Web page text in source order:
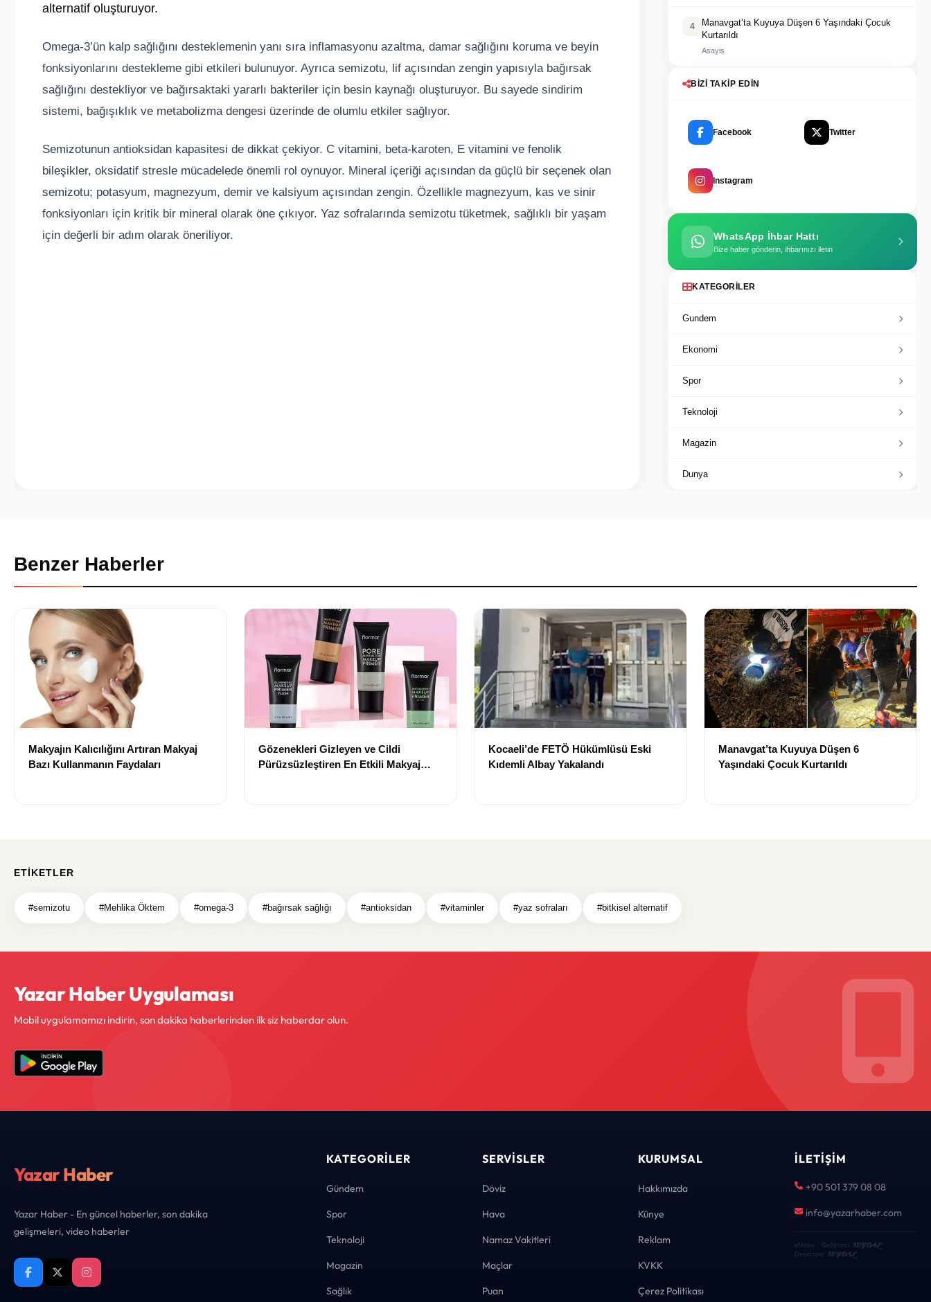
alternatif oluşturuyor.
Omega-3’ün kalp sağlığını desteklemenin yanı sıra inflamasyonu azaltma, damar sağlığını koruma ve beyin
fonksiyonlarını destekleme gibi etkileri bulunuyor. Ayrıca semizotu, lif açısından zengin yapısıyla bağırsak
sağlığını destekliyor ve bağırsaktaki yararlı bakteriler için besin kaynağı oluşturuyor. Bu sayede sindirim
sistemi, bağışıklık ve metabolizma dengesi üzerinde de olumlu etkiler sağlıyor.
Semizotunun antioksidan kapasitesi de dikkat çekiyor. C vitamini, beta-karoten, E vitamini ve fenolik
bileşikler, oksidatif stresle mücadelede önemli rol oynuyor. Mineral içeriği açısından da güçlü bir seçenek olan
semizotu; potasyum, magnezyum, demir ve kalsiyum açısından zengin. Özellikle magnezyum, kas ve sinir
fonksiyonları için kritik bir mineral olarak öne çıkıyor. Yaz sofralarında semizotu tüketmek, sağlıklı bir yaşam
için değerli bir adım olarak öneriliyor.
4
Manavgat’ta Kuyuya Düşen 6 Yaşındaki Çocuk
Kurtarıldı
Asayis
BIZI TAKIP EDIN
Facebook Twitter
Instagram
WhatsApp İhbar Hattı
Bize haber gönderin, ihbarınızı iletin
KATEGORILER
Gundem
Ekonomi
Spor
Teknoloji
Magazin
Dunya
Benzer Haberler
Makyajın Kalıcılığını Artıran Makyaj
Bazı Kullanmanın Faydaları
Gözenekleri Gizleyen ve Cildi
Pürüzsüzleştiren En Etkili Makyaj
Kocaeli’de FETÖ Hükümlüsü Eski
Kıdemli Albay Yakalandı
Manavgat’ta Kuyuya Düşen 6
Yaşındaki Çocuk Kurtarıldı
ETIKETLER
#semizotu #Mehlika Öktem #omega-3 #bağırsak sağlığı #antioksidan #vitaminler #yaz sofraları #bitkisel alternatif
Yazar Haber Uygulaması
Mobil uygulamamızı indirin, son dakika haberlerinden ilk siz haberdar olun.
Yazar Haber
Yazar Haber - En güncel haberler, son dakika
gelişmeleri, video haberler
KATEGORILER
Gündem
Spor
Teknoloji
Magazin
Sağlık
SERVISLER
Döviz
Hava
Namaz Vakitleri
Maçlar
Puan
KURUMSAL
Hakkımızda
Künye
Reklam
KVKK
Çerez Politikası
İLETIŞIM
+90 501 379 08 08
info@yazarhaber.com
eNews · Geliştirici KEYDAL·
Developer KEYDAL